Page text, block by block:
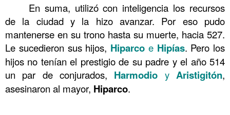
En suma, utilizó con inteligencia los recursos
de la ciudad y la hizo avanzar. Por eso pudo
mantenerse en su trono hasta su muerte, hacia 527.
Le sucedieron sus hijos, Hiparco e Hipías. Pero los
hijos no tenían el prestigio de su padre y el año 514
un par de conjurados, Harmodio y Aristigitón,
asesinaron al mayor, Hiparco.